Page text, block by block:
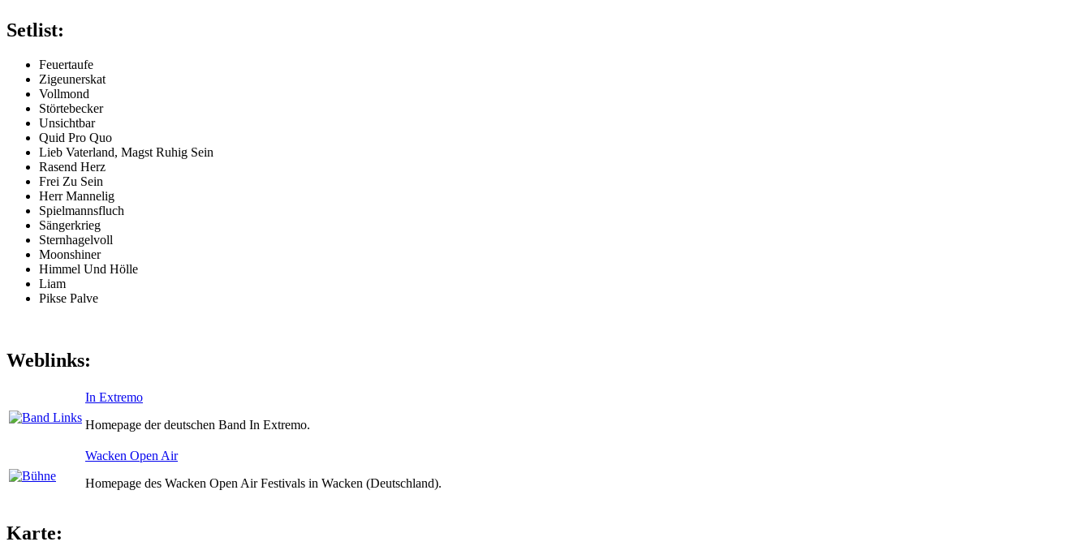
Setlist:
Feuertaufe
Zigeunerskat
Vollmond
Störtebecker
Unsichtbar
Quid Pro Quo
Lieb Vaterland, Magst Ruhig Sein
Rasend Herz
Frei Zu Sein
Herr Mannelig
Spielmannsfluch
Sängerkrieg
Sternhagelvoll
Moonshiner
Himmel Und Hölle
Liam
Pikse Palve
Weblinks:
In Extremo
Homepage der deutschen Band In Extremo.
Wacken Open Air
Homepage des Wacken Open Air Festivals in Wacken (Deutschland).
Karte: